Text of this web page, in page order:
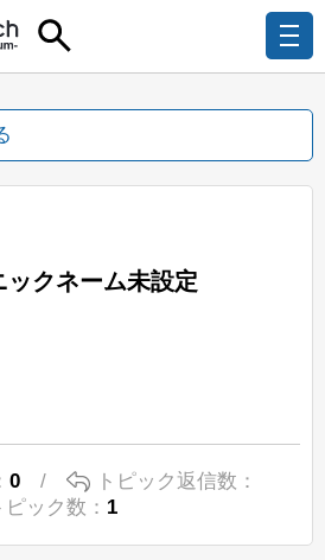
ックネーム未設定
0 /
トピック返信数：
ック数： 1